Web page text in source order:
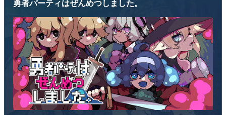
勇者パーティはぜんめつしました。